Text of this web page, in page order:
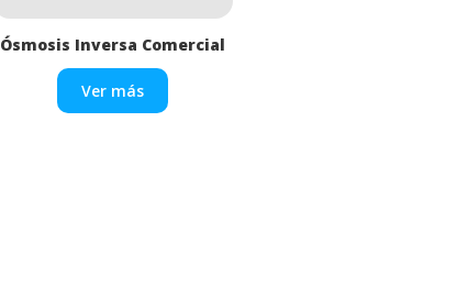
Ósmosis Inversa Comercial
Ver más